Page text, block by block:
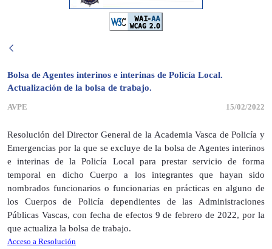
Bolsa de Agentes interinos e interinas de Policía Local.
Actualización de la bolsa de trabajo.
AVPE 15/02/2022
Resolución del Director General de la Academia Vasca de Policía y
Emergencias por la que se excluye de la bolsa de Agentes interinos
e interinas de la Policía Local para prestar servicio de forma
temporal en dicho Cuerpo a los integrantes que hayan sido
nombrados funcionarios o funcionarias en prácticas en alguno de
los Cuerpos de Policía dependientes de las Administraciones
Públicas Vascas, con fecha de efectos 9 de febrero de 2022, por la
que actualiza la bolsa de trabajo.
Acceso a Resolución